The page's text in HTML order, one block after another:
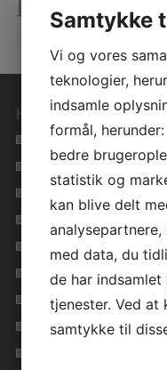
Hurtige genveje
Forside
Åkandevej, Børkop
Bystedparken, Gårslev/
Bygade, Tørring 2
Ledige boliger
Privatlivspolitik
Samtykke
Vi og vores
teknologier,
indsamle
formål,
bedre
statistik og
kan blive delt
med data, du
de har
tjenester. Ved at
samtykke til